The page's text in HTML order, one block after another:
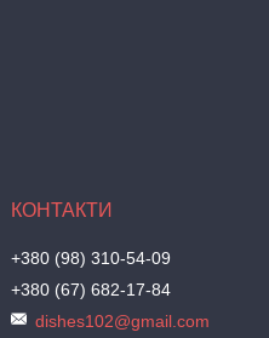
+380 (98) 310-54-09
+380 (67) 682-17-84
dishes102@gmail.com